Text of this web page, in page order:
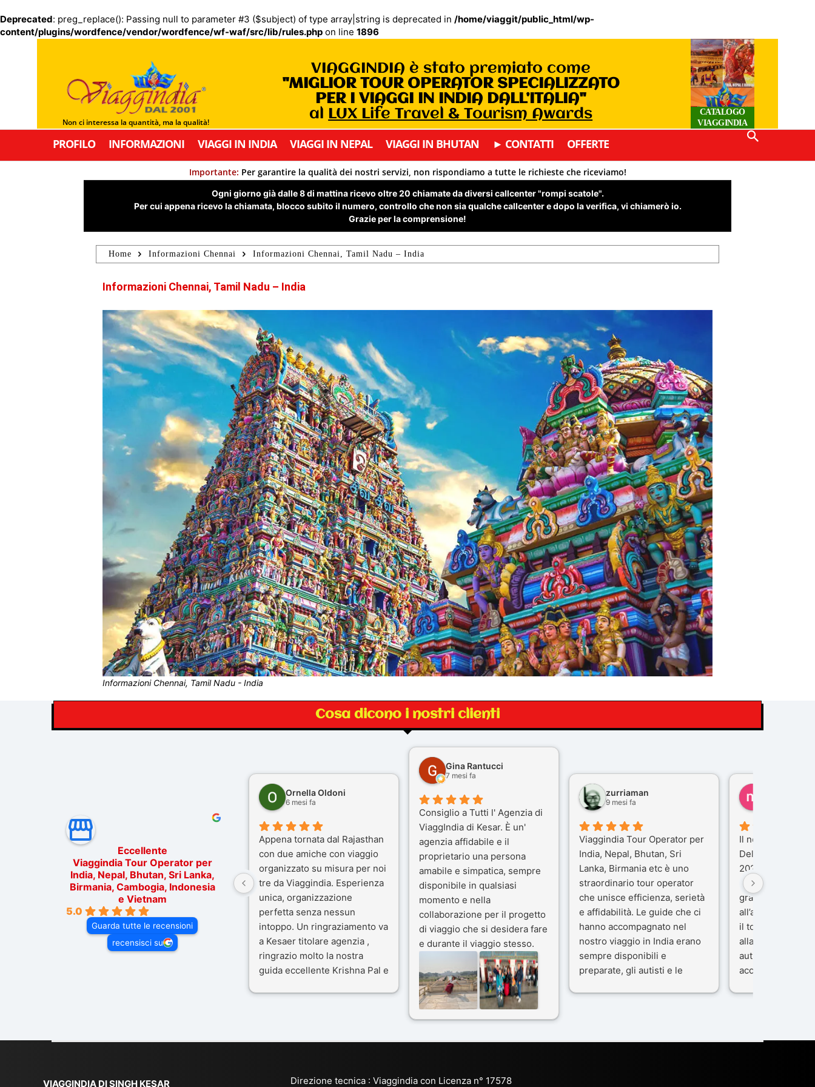
Deprecated: preg_replace(): Passing null to parameter #3 ($subject) of type array|string is deprecated in /home/viaggit/public_html/wp-
content/plugins/wordfence/vendor/wordfence/wf-waf/src/lib/rules.php on line 1896
Non ci interessa la quantità, ma la qualità!
VIAGGINDIA è stato premiato come
"MIGLIOR TOUR OPERATOR SPECIALIZZATO
PER I VIAGGI IN INDIA DALL’ITALIA"
al LUX Life Travel & Tourism Awards
CATALOGO
VIAGGINDIA
PROFILO INFORMAZIONI VIAGGI IN INDIA VIAGGI IN NEPAL VIAGGI IN BHUTAN ► CONTATTI OFFERTE
Importante: Per garantire la qualità dei nostri servizi, non rispondiamo a tutte le richieste che riceviamo!
Ogni giorno già dalle 8 di mattina ricevo oltre 20 chiamate da diversi callcenter "rompi scatole".
Per cui appena ricevo la chiamata, blocco subito il numero, controllo che non sia qualche callcenter e dopo la verifica, vi chiamerò io.
Grazie per la comprensione!
Home Informazioni Chennai Informazioni Chennai, Tamil Nadu – India
Informazioni Chennai, Tamil Nadu – India
Informazioni Chennai, Tamil Nadu - India
Cosa dicono i nostri clienti
Eccellente
Viaggindia Tour Operator per
India, Nepal, Bhutan, Sri Lanka,
Birmania, Cambogia, Indonesia
e Vietnam
5.0
Guarda tutte le recensioni
recensisci su
Ornella Oldoni
6 mesi fa
Appena tornata dal Rajasthan
con due amiche con viaggio
organizzato su misura per noi
tre da Viaggindia. Esperienza
unica, organizzazione
perfetta senza nessun
intoppo. Un ringraziamento va
a Kesaer titolare agenzia ,
ringrazio molto la nostra
guida eccellente Krishna Pal e
consiglio questa agenzia
Gina Rantucci
7 mesi fa
Consiglio a Tutti l' Agenzia di
ViaggIndia di Kesar. È un'
agenzia affidabile e il
proprietario una persona
amabile e simpatica, sempre
disponibile in qualsiasi
momento e nella
collaborazione per il progetto
di viaggio che si desidera fare
e durante il viaggio stesso.
Siamo stati 3 settimane in
India a novembre 2025, 5
amici e il viaggio alla scoperta
del Rajasthan e Varanasi è
stato bellissimo: grazie alla
ai servizi dell' Agenzia con
per la scelta degli Hotel.
zurriaman
9 mesi fa
Viaggindia Tour Operator per
India, Nepal, Bhutan, Sri
Lanka, Birmania etc è uno
straordinario tour operator
che unisce efficienza, serietà
e affidabilità. Le guide che ci
hanno accompagnato nel
nostro viaggio in India erano
sempre disponibili e
preparate, gli autisti e le
livello e di grande
Il nostro viaggio
Delhi e Varanasi
2025), è stata
che porteremo
gran parte del
all’agenzia che
il tour con cura e
alla nostra guida
autista che ci
accompagnati
L’organizzazione
VIAGGINDIA DI SINGH KESAR
Direzione tecnica : Viaggindia con Licenza n° 17578